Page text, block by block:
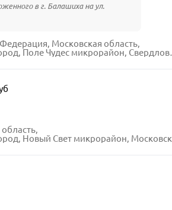
в г. Балашиха на ул.
Московская область,
Поле Чудес микрорайон, Свердлова улица, 43
Новый Свет микрорайон, Московский бульвар, 1/13